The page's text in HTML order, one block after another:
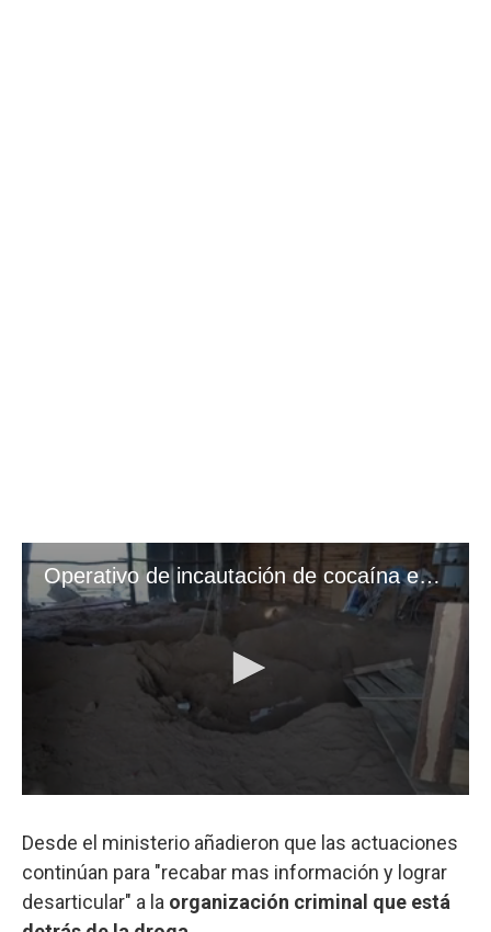
Desde el ministerio añadieron que las actuaciones
continúan para "recabar mas información y lograr
desarticular" a la organización criminal que está